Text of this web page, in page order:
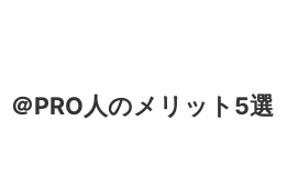
＠PRO人のメリット5選